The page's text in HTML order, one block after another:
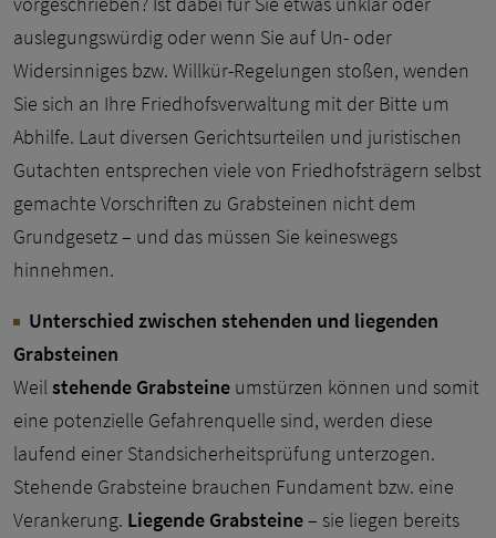
auslegungswürdig oder wenn Sie auf Un- oder
Widersinniges bzw. Willkür-Regelungen stoßen, wenden
Sie sich an Ihre Friedhofsverwaltung mit der Bitte um
Abhilfe. Laut diversen Gerichtsurteilen und juristischen
Gutachten entsprechen viele von Friedhofsträgern selbst
gemachte Vorschriften zu Grabsteinen nicht dem
Grundgesetz – und das müssen Sie keineswegs
hinnehmen.
Unterschied zwischen stehenden und liegenden
Grabsteinen
Weilstehende Grabsteine umstürzen können und somit
eine potenzielle Gefahrenquelle sind, werden diese
laufend einer Standsicherheitsprüfung unterzogen.
Stehende Grabsteine brauchen Fundament bzw. eine
Verankerung. Liegende Grabsteine– sie liegen bereits